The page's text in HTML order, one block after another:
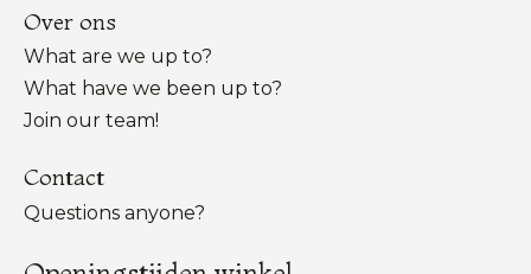
Over ons
What are we up to?
What have we been up to?
Join our team!
Contact
Questions anyone?